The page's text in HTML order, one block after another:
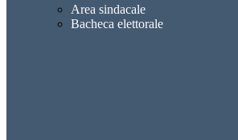
Area sindacale
Bacheca elettorale